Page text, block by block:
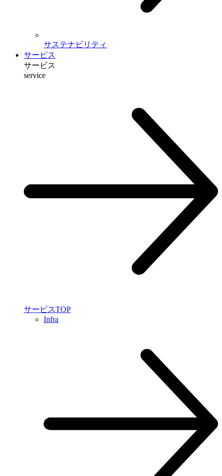
サステナビリティ
サービス
サービス
service
サービスTOP
Infra